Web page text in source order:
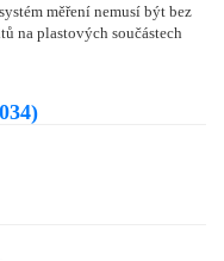
měření nemusí být bez
na plastových součástech